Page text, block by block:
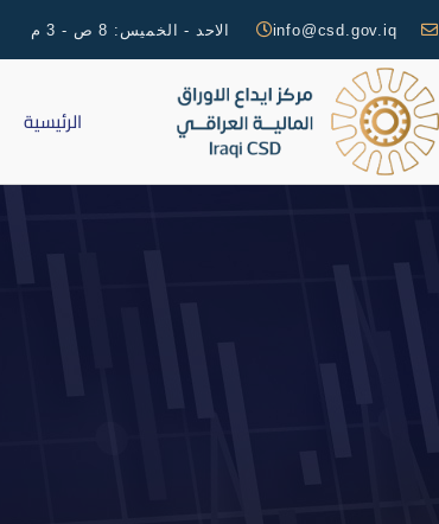
info@csd.gov.iq الاحد - الخميس: 8 ص - 3 م
الرئيسية